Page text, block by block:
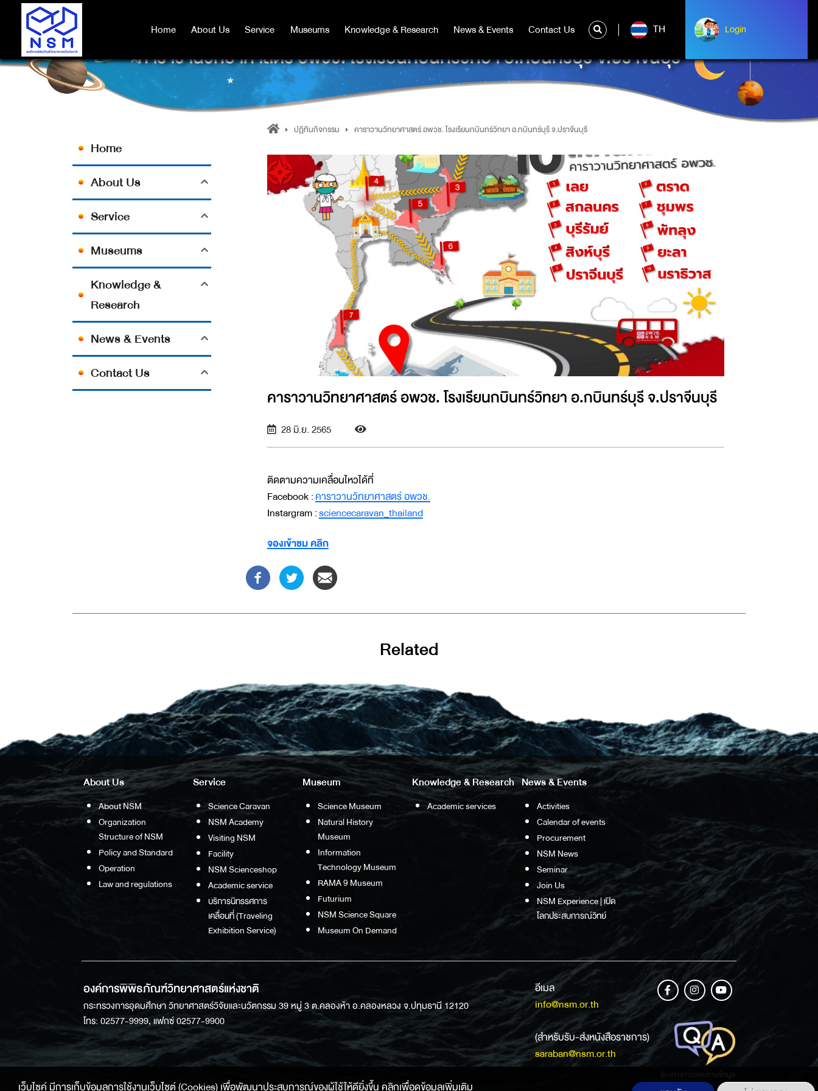
Home About Us Service Museums Knowledge & Research News & Events Contact Us
Home About Us Service Museums Knowledge & Research News & Events Contact Us TH Login
Login
คาราวานวิทยาศาสตร์ อพวช. โรงเรียนกบินทร์วิทยา อ.กบินทร์บุรี จ.ปราจีนบุรี
Home
About Us
Service
Museums
Knowledge &
Research
News & Events
Contact Us
ปฏิทินกิจกรรม คาราวานวิทยาศาสตร์ อพวช. โรงเรียนกบินทร์วิทยา อ.กบินทร์บุรี จ.ปราจีนบุรี
คาราวานวิทยาศาสตร์ อพวช. โรงเรียนกบินทร์วิทยา อ.กบินทร์บุรี จ.ปราจีนบุรี
28 มิ.ย. 2565
ติดตามความเคลื่อนไหวได้ที่
Facebook :คาราวานวิทยาศาสตร์ อพวช.
Instargram :sciencecaravan_thailand
จองเข้าชม คลิก
Related
About Us
About NSM
Organization
Structure of NSM
Policy and Standard
Operation
Law and regulations
Service
Science Caravan
NSM Academy
Visiting NSM
Facility
NSM Scienceshop
Academic service
บริการนิทรรศการ
เคลื่อนที่ (Traveling
Exhibition Service)
Museum
Science Museum
Natural History
Museum
Information
Technology Museum
RAMA 9 Museum
Futurium
NSM Science Square
Museum On Demand
Knowledge & Research
Academic services
News & Events
Activities
Calendar of events
Procurement
NSM News
Seminar
Join Us
NSM Experience | เปิด
โลกประสบการณ์วิทย์
องค์การพิพิธภัณฑ์วิทยาศาสตร์แห่งชาติ
กระทรวงการอุดมศึกษา วิทยาศาสตร์วิจัยและนวัตกรรม 39 หมู่ 3 ต.คลองห้า อ.คลองหลวง จ.ปทุมธานี 12120
โทร: 02577-9999, แฟกซ์ 02577-9900
อีเมล
info@nsm.or.th
(สำหรับรับ-ส่งหนังสือราชการ)
saraban@nsm.or.th
ช่องทางการสอบถามข้อมูล
เว็บไซค์ มีการเก็บข้อมูลการใช้งานเว็บไซต์ (Cookies) เพื่อพัฒนาประสบการณ์ของผู้ใช้ให้ดียิ่งขึ้น คลิกเพื่อดูข้อมูลเพิ่มเติม